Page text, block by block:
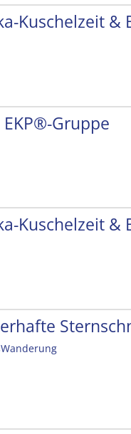
Kuschelzeit
EKP®-Gruppe
Kuschelzeit